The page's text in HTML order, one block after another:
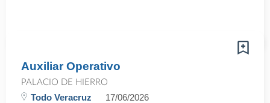
Auxiliar Operativo
PALACIO DE HIERRO
Todo Veracruz 17/06/2026